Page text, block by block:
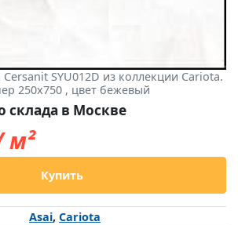
Cersanit SYU012D из коллекции Cariota.
250x750 , цвет бежевый
склада в Москве
м²
Купить
Asai, Cariota